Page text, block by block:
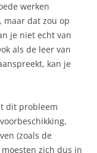
werken
dat zou op
je niet echt van
als de leer van
kan je
dit probleem
(zoals de
zich dus in